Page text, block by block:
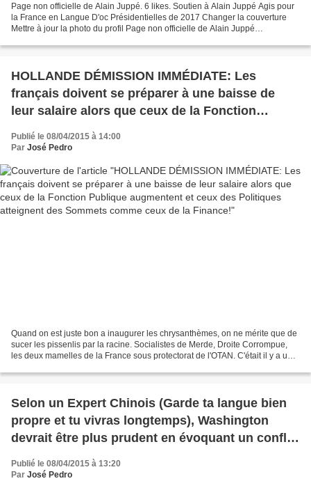
Page non officielle de Alain Juppé. 6 likes. Soutien à Alain Juppé Agis pour
la France en Langue D'oc Présidentielles de 2017 Changer la couverture
Mettre à jour la photo du profil Page non officielle de Alain Juppé
HOLLANDE DÉMISSION IMMÉDIATE: Les
français doivent se préparer à une baisse de
leur salaire alors que ceux de la Fonction
atteignent des Sommets comme ceux de la
Publié le 08/04/2015 à 14:00
Par José Pedro
Quand on est juste bon a inaugurer les chrysanthèmes, on ne mérite que de
sucer les pissenlis par la racine. Socialistes de Merde, Droite Corrompue,
les deux mamelles de la France sous protectorat de l'OTAN. C'était il y a un
Selon un Expert Chinois (Garde ta langue bien
propre et tu vivras longtemps), Washington
devrait être plus prudent en évoquant un conflit
avec Pékin
Publié le 08/04/2015 à 13:20
Par José Pedro